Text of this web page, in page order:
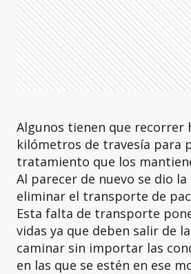
Algunos tienen que recorrer
kilómetros de travesía para
tratamiento que los
Al parecer de nuevo se dio
eliminar el transporte de
Esta falta de transporte
vidas ya que deben salir de
caminar sin importar las
en las que se estén en ese